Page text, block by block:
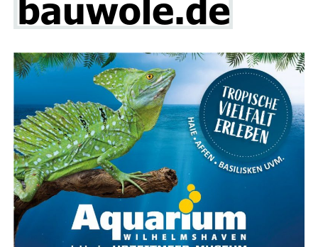
Fokus auf Pho­to­vol­ta­ik und Solaranlagen
Ein beson­de­rer Schwer­punkt der Bau­mes­se Lin­gen liegt
auf alter­na­ti­ven Ener­gie­quel­len, ins­be­son­de­re Pho­to­
vol­ta­ik und Solar­an­la­gen. Über ein Dut­zend Aus­stel­ler
prä­sen­tie­ren ihre inno­va­ti­ven Lösun­gen für die Strom­
erzeu­gung und Heiz­sys­te­me mit Son­nen­en­er­gie. Ergän­
zend dazu gibt es Anbie­ter von Wär­me­pum­pen, Dämm­
ma­te­ria­li­en und Bera­tungs­diens­te für ener­ge­ti­sche
Sanierungen.
Das The­ma spie­gelt sich auch im kos­ten­frei­en Vor­trags­
pro­gramm wider, das an allen drei Mes­se­ta­gen statt­fin­
det. Exper­ten infor­mie­ren in ver­schie­de­nen Vor­trä­gen